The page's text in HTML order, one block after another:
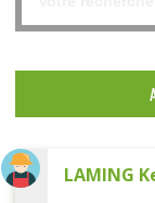
LAMING